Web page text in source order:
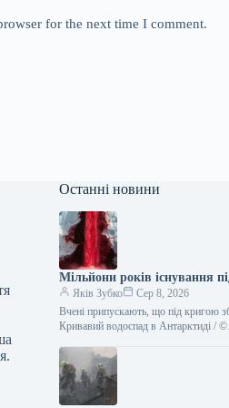
for the next time I comment.
Останні новини
Мільйони років існування
Яків Зубко
Сер 8, 2026
Вчені припускають, що під кригою
Кривавий водоспад в Антарктиді /